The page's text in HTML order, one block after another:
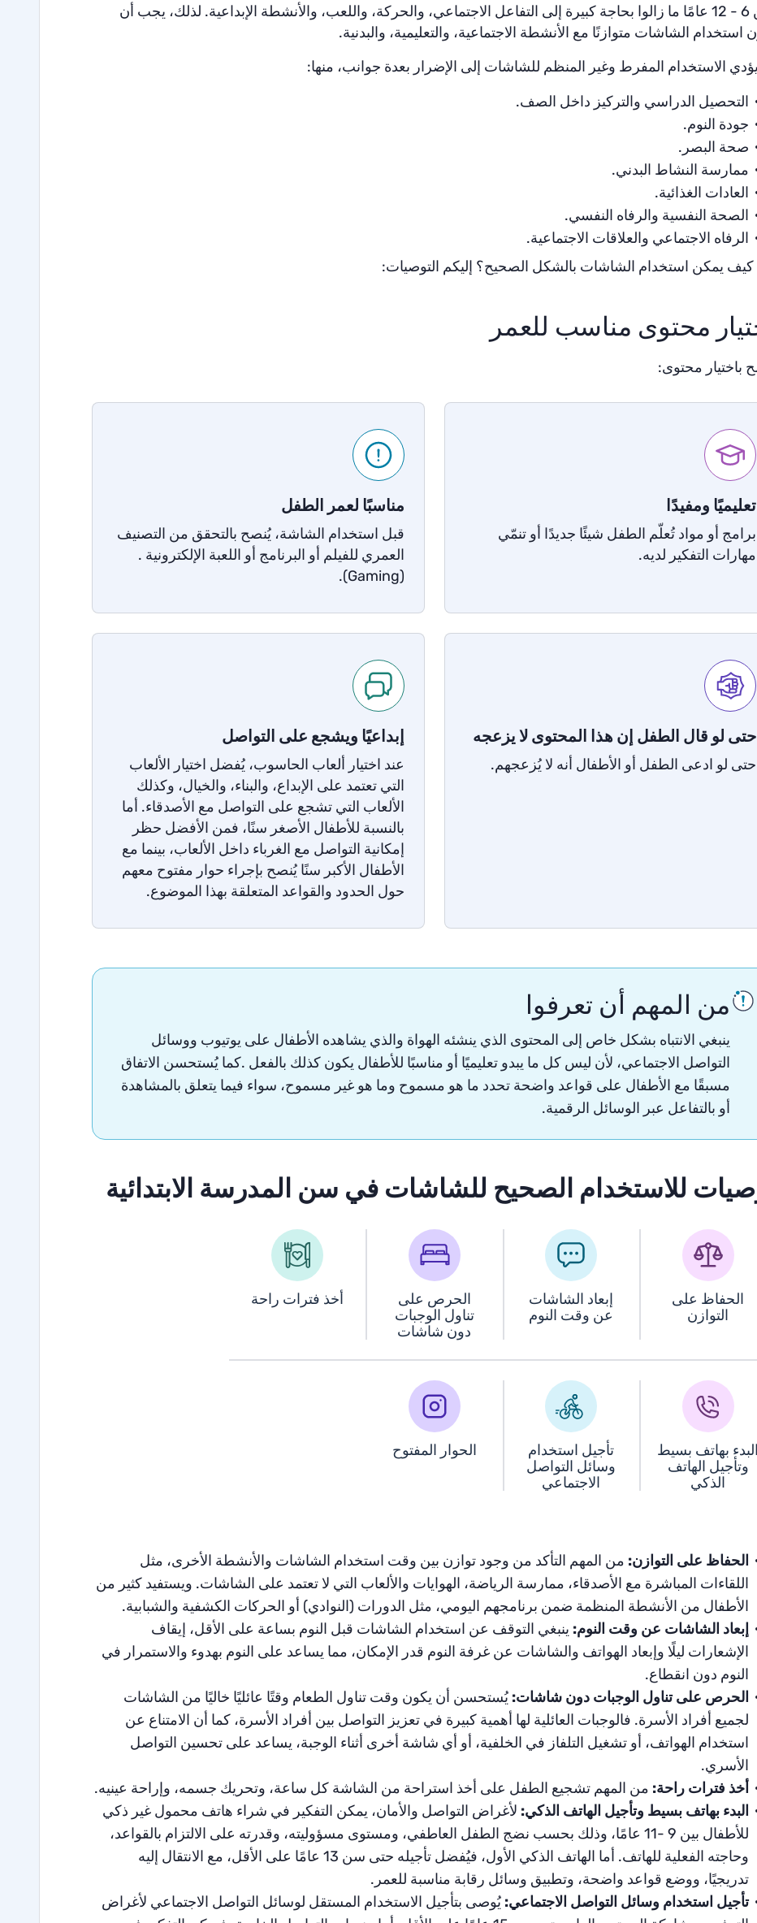
سن 6 - 12 عامًا ما زالوا بحاجة كبيرة إلى التفاعل الاجتماعي، والحركة، واللعب، والأنشطة الإبداعية. لذلك، يجب أن
استخدام الشاشات متوازنًا مع الأنشطة الاجتماعية، والتعليمية، والبدنية.
الاستخدام المفرط وغير المنظم للشاشات إلى الإضرار بعدة جوانب، منها:
التحصيل الدراسي والتركيز داخل الصف.
جودة النوم.
صحة البصر.
ممارسة النشاط البدني.
العادات الغذائية.
الصحة النفسية والرفاه النفسي.
الرفاه الاجتماعي والعلاقات الاجتماعية.
كيف يمكن استخدام الشاشات بالشكل الصحيح؟ إليكم التوصيات:
محتوى مناسب للعمر
باختيار محتوى:
تعليميًا ومفيدًا
برامج أو مواد تُعلّم الطفل شيئًا جديدًا أو تنمّي
مهارات التفكير لديه.
مناسبًا لعمر الطفل
قبل استخدام الشاشة، يُنصح بالتحقق من التصنيف
العمري للفيلم أو البرنامج أو اللعبة الإلكترونية .
(Gaming).
حتى لو قال الطفل إن هذا المحتوى لا يزعجه
حتى لو ادعى الطفل أو الأطفال أنه لا يُزعجهم.
إبداعيًا ويشجع على التواصل
عند اختيار ألعاب الحاسوب، يُفضل اختيار الألعاب
التي تعتمد على الإبداع، والبناء، والخيال، وكذلك
الألعاب التي تشجع على التواصل مع الأصدقاء. أما
بالنسبة للأطفال الأصغر سنًا، فمن الأفضل حظر
إمكانية التواصل مع الغرباء داخل الألعاب، بينما مع
الأطفال الأكبر سنًا يُنصح بإجراء حوار مفتوح معهم
حول الحدود والقواعد المتعلقة بهذا الموضوع.
من المهم أن تعرفوا
ينبغي الانتباه بشكل خاص إلى المحتوى الذي ينشئه الهواة والذي يشاهده الأطفال على يوتيوب ووسائل
التواصل الاجتماعي، لأن ليس كل ما يبدو تعليميًا أو مناسبًا للأطفال يكون كذلك بالفعل .كما يُستحسن الاتفاق
مسبقًا مع الأطفال على قواعد واضحة تحدد ما هو مسموح وما هو غير مسموح، سواء فيما يتعلق بالمشاهدة
أو بالتفاعل عبر الوسائل الرقمية.
للاستخدام الصحيح للشاشات في سن المدرسة الابتدائية
الحفاظ على
التوازن
إبعاد الشاشات
عن وقت النوم
الحرص على
تناول الوجبات
دون شاشات
أخذ فترات راحة
البدء بهاتف بسيط
وتأجيل الهاتف
الذكي
تأجيل استخدام
وسائل التواصل
الاجتماعي
الحوار المفتوح
الحفاظ على التوازن: من المهم التأكد من وجود توازن بين وقت استخدام الشاشات والأنشطة الأخرى، مثل
اللقاءات المباشرة مع الأصدقاء، ممارسة الرياضة، الهوايات والألعاب التي لا تعتمد على الشاشات. ويستفيد كثير من
الأطفال من الأنشطة المنظمة ضمن برنامجهم اليومي، مثل الدورات (النوادي) أو الحركات الكشفية والشبابية.
إبعاد الشاشات عن وقت النوم: ينبغي التوقف عن استخدام الشاشات قبل النوم بساعة على الأقل، إيقاف
الإشعارات ليلًا وإبعاد الهواتف والشاشات عن غرفة النوم قدر الإمكان، مما يساعد على النوم بهدوء والاستمرار في
النوم دون انقطاع.
الحرص على تناول الوجبات دون شاشات: يُستحسن أن يكون وقت تناول الطعام وقتًا عائليًا خاليًا من الشاشات
لجميع أفراد الأسرة. فالوجبات العائلية لها أهمية كبيرة في تعزيز التواصل بين أفراد الأسرة، كما أن الامتناع عن
استخدام الهواتف، أو تشغيل التلفاز في الخلفية، أو أي شاشة أخرى أثناء الوجبة، يساعد على تحسين التواصل
الأسري.
أخذ فترات راحة: من المهم تشجيع الطفل على أخذ استراحة من الشاشة كل ساعة، وتحريك جسمه، وإراحة عينيه.
البدء بهاتف بسيط وتأجيل الهاتف الذكي: لأغراض التواصل والأمان، يمكن التفكير في شراء هاتف محمول غير ذكي
للأطفال بين 9 -11 عامًا، وذلك بحسب نضج الطفل العاطفي، ومستوى مسؤوليته، وقدرته على الالتزام بالقواعد،
وحاجته الفعلية للهاتف. أما الهاتف الذكي الأول، فيُفضل تأجيله حتى سن 13 عامًا على الأقل، مع الانتقال إليه
تدريجيًا، ووضع قواعد واضحة، وتطبيق وسائل رقابة مناسبة للعمر.
تأجيل استخدام وسائل التواصل الاجتماعي: يُوصى بتأجيل الاستخدام المستقل لوسائل التواصل الاجتماعي لأغراض